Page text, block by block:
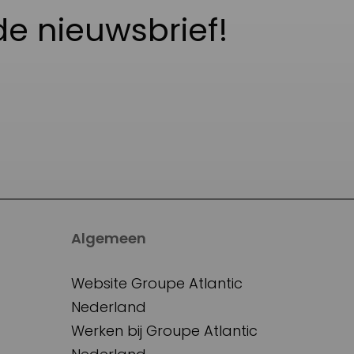
nieuwsbrief!
Algemeen
Website Groupe Atlantic
Nederland
Werken bij Groupe Atlantic